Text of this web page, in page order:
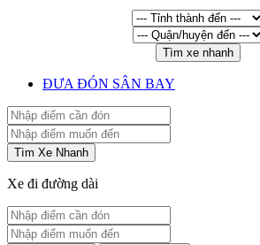
Tìm xe nhanh
ĐƯA ĐÓN SÂN BAY
Tìm Xe Nhanh
Xe đi đường dài